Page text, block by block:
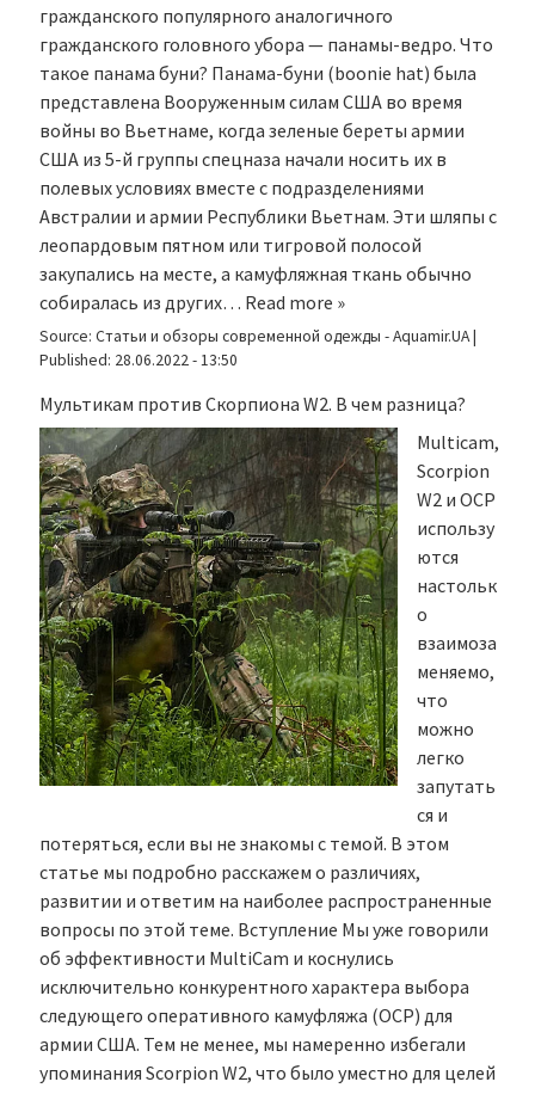
гражданского популярного аналогичного
гражданского головного убора — панамы-ведро. Что
такое панама буни? Панама-буни (boonie hat) была
представлена Вооруженным силам США во время
войны во Вьетнаме, когда зеленые береты армии
США из 5-й группы спецназа начали носить их в
полевых условиях вместе с подразделениями
Австралии и армии Республики Вьетнам. Эти шляпы с
леопардовым пятном или тигровой полосой
закупались на месте, а камуфляжная ткань обычно
собиралась из других… Read more »
Source: Статьи и обзоры современной одежды - Aquamir.UA|
Published: 28.06.2022 - 13:50
Мультикам против Скорпиона W2. В чем разница?
Multicam,
Scorpion
W2 и OCP
использу
ются
настольк
о
взаимоза
меняемо,
что
можно
легко
запутать
ся и
потеряться, если вы не знакомы с темой. В этом
статье мы подробно расскажем о различиях,
развитии и ответим на наиболее распространенные
вопросы по этой теме. Вступление Мы уже говорили
об эффективности MultiCam и коснулись
исключительно конкурентного характера выбора
следующего оперативного камуфляжа (OCP) для
армии США. Тем не менее, мы намеренно избегали
упоминания Scorpion W2, что было уместно для целей